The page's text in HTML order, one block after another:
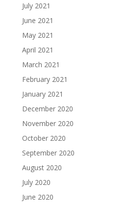
July 2021
June 2021
May 2021
April 2021
March 2021
February 2021
January 2021
December 2020
November 2020
October 2020
September 2020
August 2020
July 2020
June 2020